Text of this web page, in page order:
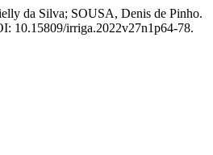
da Silva; SOUSA, Denis de Pinho.
10.15809/irriga.2022v27n1p64-78.